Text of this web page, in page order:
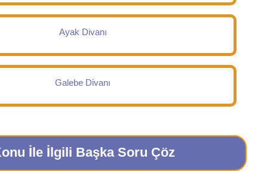
Ayak Divanı
Galebe Divanı
İle İlgili Başka Soru Çöz